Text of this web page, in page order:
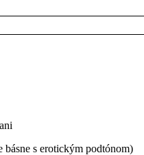
básne s erotickým podtónom)